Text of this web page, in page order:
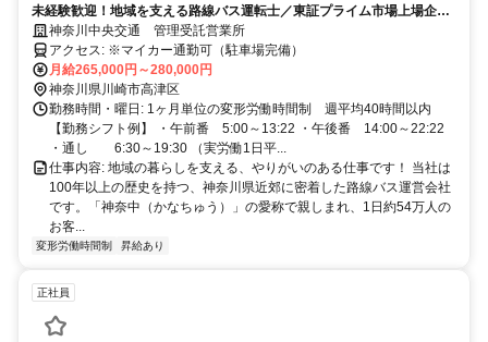
未経験歓迎！地域を支える路線バス運転士／東証プライム市場上場企業
／有給取得率90%以上／賞与4.0ヶ月分
神奈川中央交通 管理受託営業所
アクセス: ※マイカー通勤可（駐車場完備）
月給265,000円～280,000円
神奈川県川崎市高津区
勤務時間・曜日: 1ヶ月単位の変形労働時間制 週平均40時間以内
【勤務シフト例】 ・午前番 5:00～13:22 ・午後番 14:00～22:22
・通し 6:30～19:30 （実労働1日平...
仕事内容: 地域の暮らしを支える、やりがいのある仕事です！ 当社は
100年以上の歴史を持つ、神奈川県近郊に密着した路線バス運営会社
です。「神奈中（かなちゅう）」の愛称で親しまれ、1日約54万人の
お客...
変形労働時間制 昇給あり
正社員